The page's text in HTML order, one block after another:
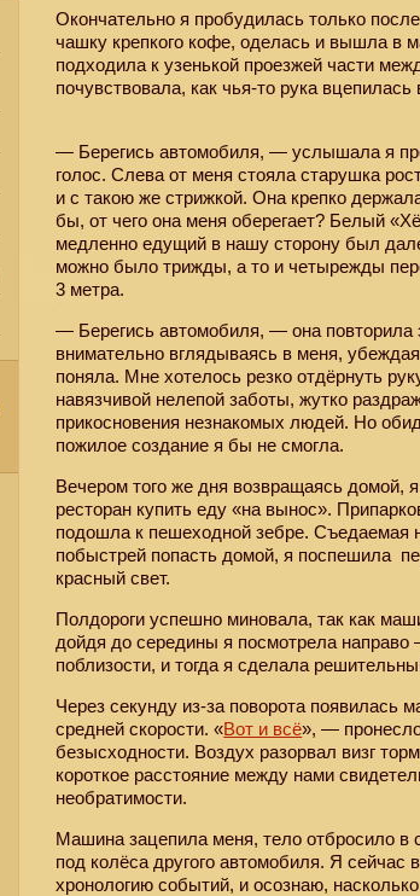
Окончательно я пробудилась только
чашку крепкого кофе, оделась и вышла в
подходила к узенькой проезжей части
почувствовала, как чья-то рука
— Берегись автомобиля, — услышала я
голос. Слева от меня стояла старушка
и с такою же стрижкой. Она крепко
бы, от чего она меня оберегает? Белый
медленно едущий в нашу сторону был
можно было трижды, а то и четырежды
3 метра.
— Берегись автомобиля, — она повторила
внимательно вглядываясь в меня,
поняла. Мне хотелось резко отдёрнуть
навязчивой нелепой заботы, жутко
прикосновения незнакомых людей. Но
пожилое создание я бы не смогла.
Вечером того же дня возвращаясь домой,
ресторан купить еду «на вынос».
подошла к пешеходной зебре. Съедаемая
побыстрей попасть домой, я поспешила
красный свет.
Полдороги успешно миновала, так как
дойдя до середины я посмотрела
поблизости, и тогда я сделала
Через секунду из-за поворота появилась
средней скорости. «Вот и всё», —
безысходности. Воздух разорвал визг
короткое расстояние между нами
необратимости.
Машина зацепила меня, тело отбросило в
под колёса другого автомобиля. Я сейчас
хронологию событий, и осознаю,